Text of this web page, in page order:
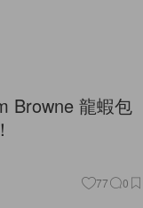
Browne 龍蝦包
77 0